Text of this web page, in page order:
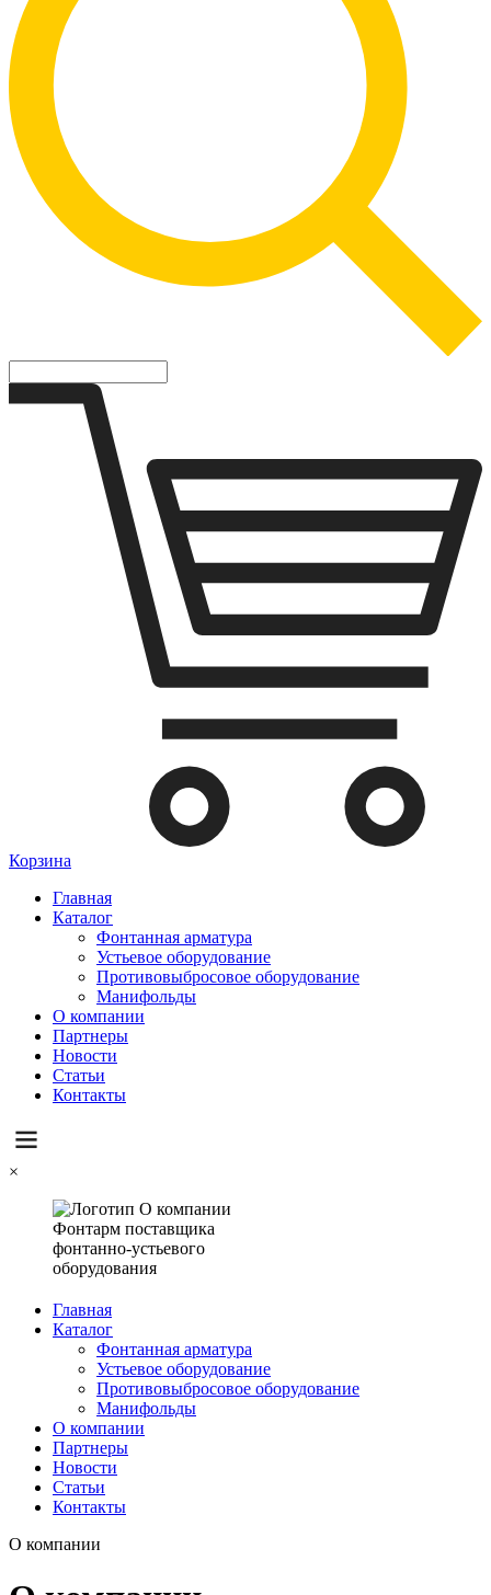
Корзина
Главная
Каталог
Фонтанная арматура
Устьевое оборудование
Противовыбросовое оборудование
Манифольды
О компании
Партнеры
Новости
Статьи
Контакты
×
Главная
Каталог
Фонтанная арматура
Устьевое оборудование
Противовыбросовое оборудование
Манифольды
О компании
Партнеры
Новости
Статьи
Контакты
О компании